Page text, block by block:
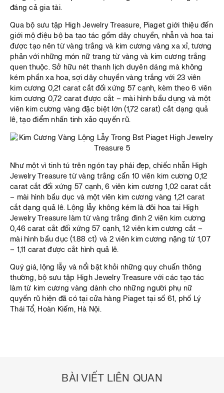
đáng cả gia tài.
Qua bộ sưu tập High Jewelry Treasure, Piaget giới thiệu đến
giới mộ điệu bộ ba tạo tác gồm dây chuyền, nhẫn và hoa tai
được tạo nên từ vàng trắng và kim cương vàng xa xỉ, tương
phản với những món nữ trang từ vàng và kim cương trắng
quen thuộc. Sở hữu nét thanh lịch duyên dáng mà không
kém phần xa hoa, sợi dây chuyền vàng trắng với 23 viên
kim cương 0,21 carat cắt đối xứng 57 cạnh, kèm theo 6 viên
kim cương 0,72 carat được cắt – mài hình bầu dụng và một
viên kim cương vàng đặc biệt lớn (1,72 carat) cắt dạng quả
lê, tạo điểm nhấn tinh xảo quyến rũ.
Như một vì tinh tú trên ngón tay phái đẹp, chiếc nhẫn High
Jewelry Treasure từ vàng trắng cẩn 10 viên kim cương 0,12
carat cắt đối xứng 57 cạnh, 6 viên kim cương 1,02 carat cắt
– mài hình bầu dục và một viên kim cương vàng 1,21 carat
cắt dạng quả lê. Lộng lẫy không kém là đôi hoa tai High
Jewelry Treasure làm từ vàng trắng đinh 2 viên kim cương
0,46 carat cắt đối xứng 57 cạnh, 12 viên kim cương cắt –
mài hình bầu dục (1.88 ct) và 2 viên kim cương nặng từ 1,07
– 1,11 carat được cắt hình quả lê.
Quý giá, lộng lẫy và nổi bật khỏi những quy chuẩn thông
thường, bộ sưu tập High Jewelry Treasure với các tạo tác
làm từ kim cương vàng dành cho những người phụ nữ
quyến rũ hiện đã có tại cửa hàng Piaget tại số 61, phố Lý
Thái Tổ, Hoàn Kiếm, Hà Nội.
BÀI VIẾT LIÊN QUAN